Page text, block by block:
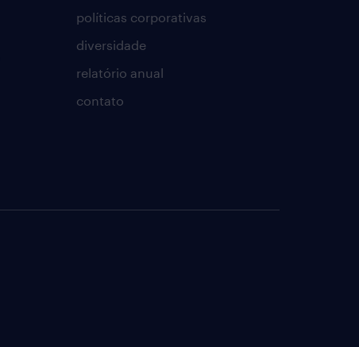
políticas corporativas
diversidade
relatório anual
contato